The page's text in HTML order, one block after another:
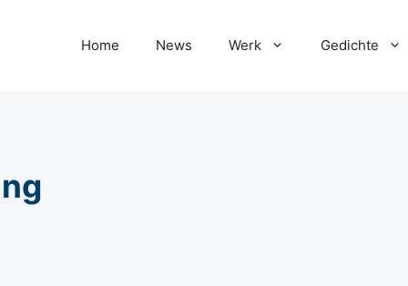
Home News Werk Gedichte